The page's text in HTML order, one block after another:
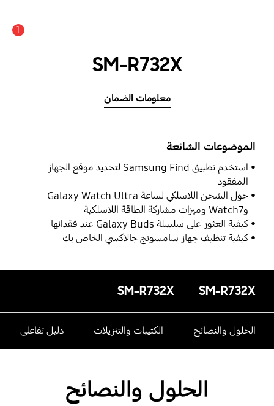
1
SM-R732X
معلومات الضمان
الموضوعات الشائعة
استخدم تطبيق Samsung Find لتحديد موقع الجهاز
المفقود
حول الشحن اللاسلكي لساعة Galaxy Watch Ultra
وWatch7 وميزات مشاركة الطاقة اللاسلكية
كيفية العثور على سلسلة Galaxy Buds عند فقدانها
كيفية تنظيف جهاز سامسونج جالاكسي الخاص بك
SM-R732X
SM-R732X
الحلول والنصائح الكتيبات والتنزيلات دليل تفاعلى
الحلول والنصائح